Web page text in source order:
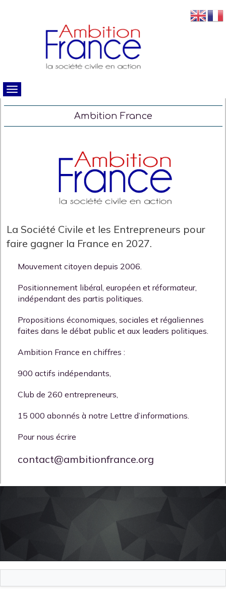
Ambition France
La Société Civile et les Entrepreneurs pour
faire gagner la France en 2027.
Mouvement citoyen depuis 2006.
Positionnement libéral, européen et réformateur,
indépendant des partis politiques.
Propositions économiques, sociales et régaliennes
faites dans le débat public et aux leaders politiques.
Ambition France en chiffres :
900 actifs indépendants,
Club de 260 entrepreneurs,
15 000 abonnés à notre Lettre d’informations.
Pour nous écrire
contact@ambitionfrance.org